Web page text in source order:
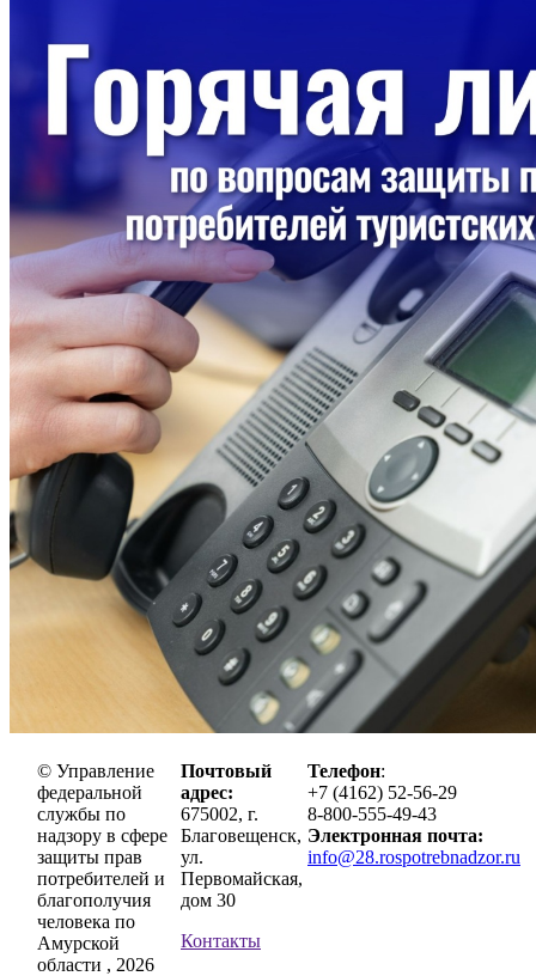
© Управление
федеральной
службы по
надзору в сфере
защиты прав
потребителей и
благополучия
человека по
Амурской
области , 2026
Почтовый
адрес:
675002, г.
Благовещенск,
ул.
Первомайская,
дом 30
Контакты
Телефон:
+7 (4162) 52-56-29
8-800-555-49-43
Электронная почта:
info@28.rospotrebnadzor.ru